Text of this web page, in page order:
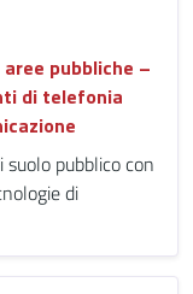
pubbliche –
di telefonia
pubblico con
di